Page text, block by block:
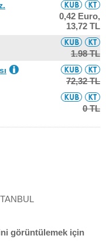
0,42 Euro,
13,72 TL
1.98 TL
72,32 TL
0 TL
görüntülemek için